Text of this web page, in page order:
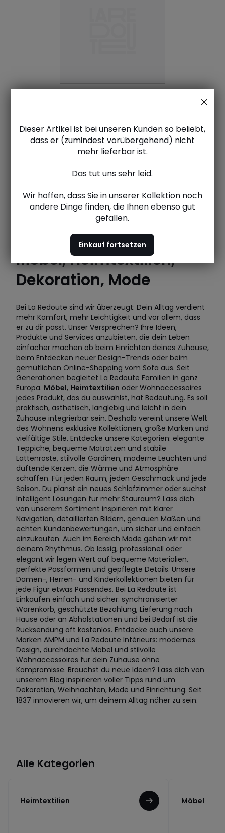
Möbel, Heimtextilien,
Dekoration, Mode
Bei La Redoute sind wir überzeugt: Dein Alltag verdient
mehr Komfort, mehr Leichtigkeit und vor allem, dass
er zu dir passt. Unser Versprechen? Ihre Ideen,
Produkte und Services anzubieten, die dein Leben
einfacher machen ob beim Einrichten deines Zuhause,
beim Entdecken neuer Design-Trends oder beim
gemütlichen Online-Shopping vom Sofa aus. Seit
Generationen begleitet La Redoute Familien in ganz
Europa. Möbel, Heimtextilien oder Wohnaccessoires
jedes Produkt, das du auswählst, hat Bedeutung. Es soll
praktisch, ästhetisch, langlebig und leicht in dein
Zuhause integrierbar sein. Deshalb vereint unsere Welt
des Wohnens exklusive Kollektionen, große Marken und
vielfältige Stile. Entdecke unsere Kategorien: elegante
Teppiche, bequeme Matratzen und stabile
Lattenroste, stilvolle Gardinen, moderne Leuchten und
duftende Kerzen, die Wärme und Atmosphäre
schaffen. Für jeden Raum, jeden Geschmack und jede
Saison. Du planst ein neues Schlafzimmer oder suchst
Intelligent Lösungen für mehr Stauraum? Lass dich
von unserem Sortiment inspirieren mit klarer
Navigation, detaillierten Bildern, genauen Maßen und
echten Kundenbewertungen, um sicher und einfach
einzukaufen. Auch im Bereich Mode gehen wir mit
deinem Rhythmus. Ob lässig, professionell oder
elegant wir legen Wert auf bequeme Materialien,
perfekte Passformen und gepflegte Details. Unsere
Damen-, Herren- und Kinderkollektionen bieten für
jede Figur etwas Passendes. Bei La Redoute ist
Einkaufen einfach und sicher: synchronisierter
Warenkorb, geschützte Bezahlung, Lieferung nach
Hause oder an Abholstationen und bei Bedarf ist die
Rücksendung oft kostenlos. Entdecke auch unsere
Marken AMPM und La Redoute Intérieurs: modernes
Design, durchdachte Möbel und stilvolle
Wohnaccessoires für dein Zuhause ohne
Kompromisse. Brauchst du neue Ideen? Lass dich von
unserem Blog inspirieren voller Tipps rund um
Dekoration, Weihnachten, Mode und Einrichtung. Seit
1837 innovieren wir, um deinem Alltag näher zu sein.
Alle Kategorien
Heimtextilien Möbel
Dieser Artikel ist bei unseren Kunden so beliebt,
dass er (zumindest vorübergehend) nicht
mehr lieferbar ist.
Das tut uns sehr leid.
Wir hoffen, dass Sie in unserer Kollektion noch
andere Dinge finden, die Ihnen ebenso gut
gefallen.
Einkauf fortsetzen